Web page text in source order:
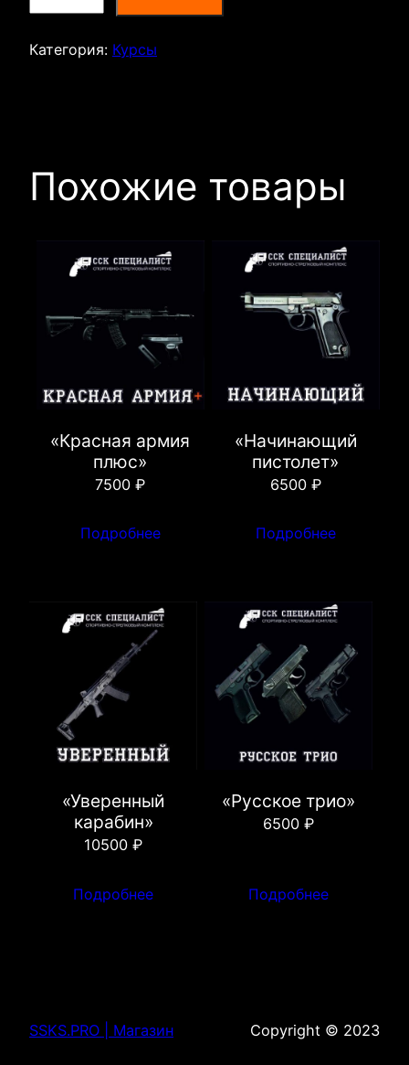
XXI
Категория: Курсы
Похожие товары
«Красная армия
плюс»
7500₽
Подробнее
«Начинающий
пистолет»
6500 ₽
Подробнее
«Уверенный
карабин»
10500₽
Подробнее
«Русское трио»
6500₽
Подробнее
SSKS.PRO | Магазин Copyright © 2023